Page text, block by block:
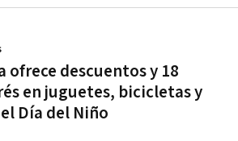
ofrece descuentos y 18
en juguetes, bicicletas y
Día del Niño